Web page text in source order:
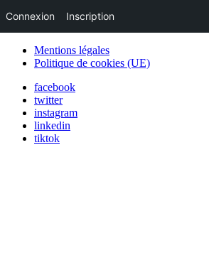
Mentions légales
Politique de cookies (UE)
facebook
twitter
instagram
linkedin
tiktok
Connexion Inscription